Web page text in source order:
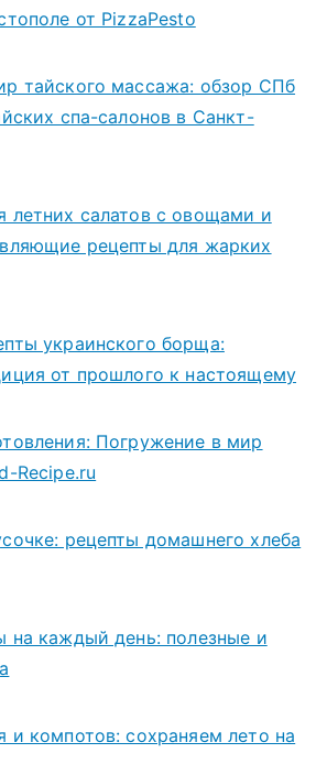
от PizzaPesto
тайского массажа: обзор СПб
спа-салонов в Санкт-
летних салатов с овощами и
рецепты для жарких
украинского борща:
от прошлого к настоящему
Погружение в мир
Recipe.ru
рецепты домашнего хлеба
на каждый день: полезные и
и компотов: сохраняем лето на